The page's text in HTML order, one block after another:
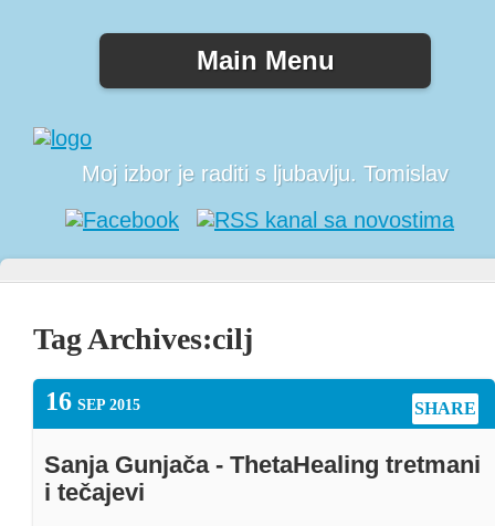
Main Menu
Moj izbor je raditi s ljubavlju. Tomislav
Tag Archives:cilj
16 SEP 2015 SHARE
Sanja Gunjača - ThetaHealing tretmani
i tečajevi